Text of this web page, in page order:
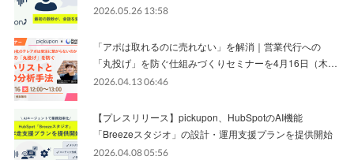
2026.05.26 13:58
「アポは取れるのに売れない」を解消｜営業代行への
「丸投げ」を防ぐ仕組みづくりセミナーを4月16日（木…
2026.04.13 06:46
【プレスリリース】pickupon、HubSpotのAI機能
「Breezeスタジオ」の設計・運用支援プランを提供開始
2026.04.08 05:56